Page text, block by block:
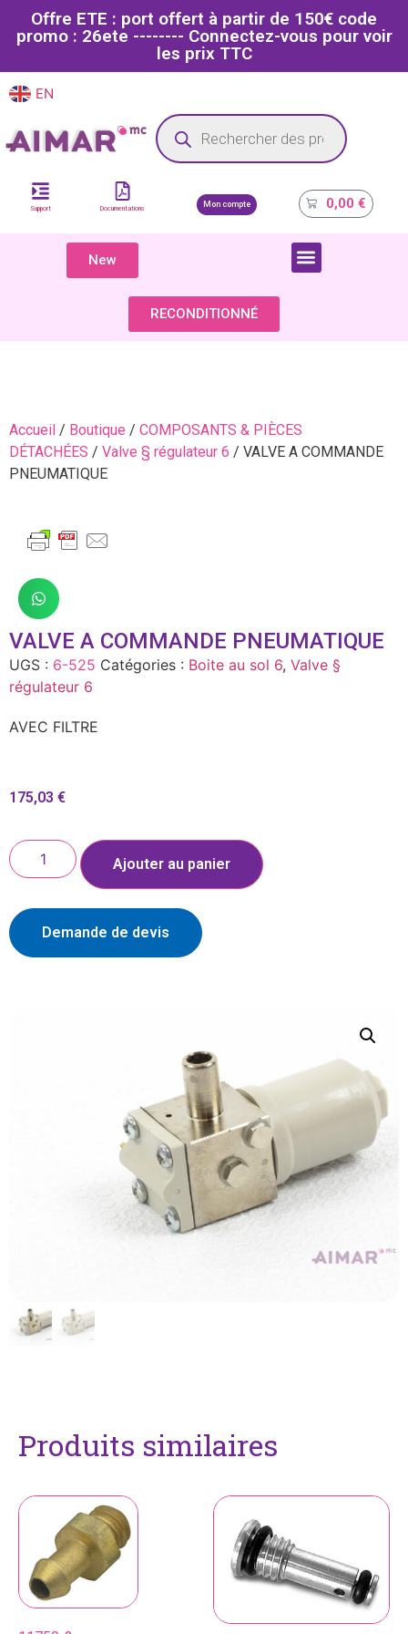
Offre ETE : port offert à partir de 150€ code
promo : 26ete -------- Connectez-vous pour voir
les prix TTC
EN
Site dédié aux professionnels de la santé
Support Documentations
Mon compte 0,00€
New
RECONDITIONNÉ
Accueil / Boutique / COMPOSANTS & PIÈCES
DÉTACHÉES / Valve § régulateur 6 / VALVE A COMMANDE
PNEUMATIQUE
VALVE A COMMANDE PNEUMATIQUE
UGS : 6-525 Catégories : Boite au sol 6, Valve §
régulateur 6
AVEC FILTRE
175,03 €
Ajouter au panier
Demande de devis
Produits similaires